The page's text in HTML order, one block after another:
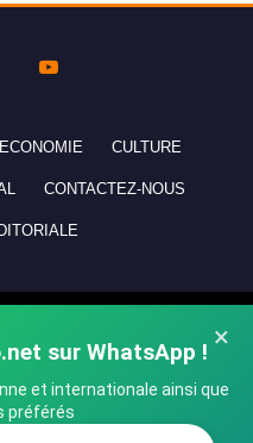
×
sur WhatsApp !
et internationale ainsi que
préférés
ECONOMIE CULTURE
CONTACTEZ-NOUS
reserved.